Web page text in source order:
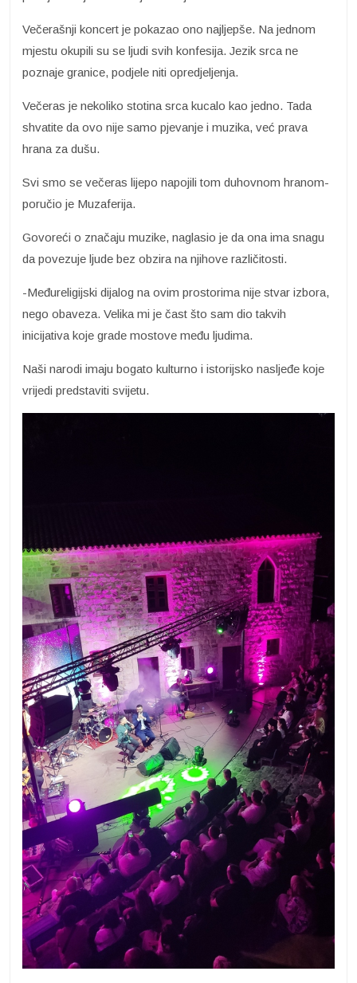
Večerašnji koncert je pokazao ono najljepše. Na jednom
mjestu okupili su se ljudi svih konfesija. Jezik srca ne
poznaje granice, podjele niti opredjeljenja.
Večeras je nekoliko stotina srca kucalo kao jedno. Tada
shvatite da ovo nije samo pjevanje i muzika, već prava
hrana za dušu.
Svi smo se večeras lijepo napojili tom duhovnom hranom-
poručio je Muzaferija.
Govoreći o značaju muzike, naglasio je da ona ima snagu
da povezuje ljude bez obzira na njihove različitosti.
-Međureligijski dijalog na ovim prostorima nije stvar izbora,
nego obaveza. Velika mi je čast što sam dio takvih
inicijativa koje grade mostove među ljudima.
Naši narodi imaju bogato kulturno i istorijsko nasljeđe koje
vrijedi predstaviti svijetu.